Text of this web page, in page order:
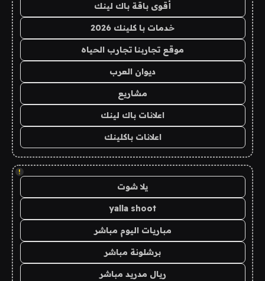
أقوى باقة باك لينك
خدمات با كلينك 2026
موقع تجاربنا تجارب الحياه
ديوان العرب
مشاريع
اعلانات باك لينك
اعلانات باكلينك
!
يلا شوت
yalla shoot
مباريات اليوم مباشر
برشلونة مباشر
ريال مدريد مباشر